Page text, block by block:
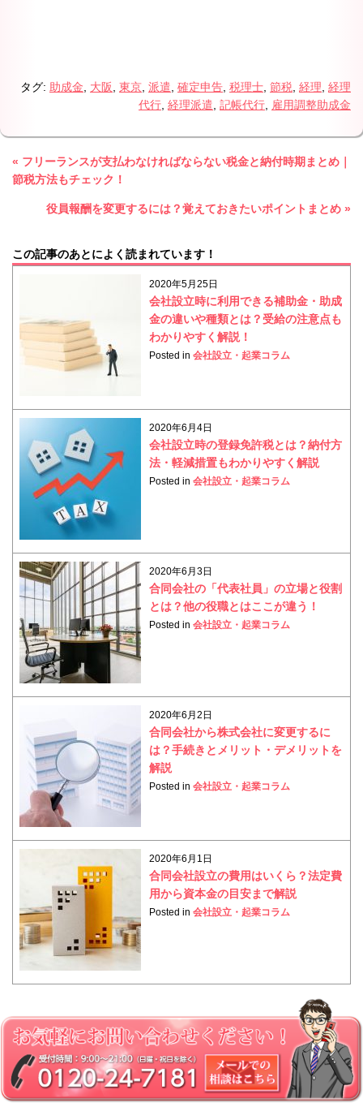
タグ: 助成金 大阪 東京 派遣 確定申告 税理士 節税 経理 経理
代行 経理派遣 記帳代行 雇用調整助成金
« フリーランスが支払わなければならない税金と納付時期まとめ｜
節税方法もチェック！
役員報酬を変更するには？覚えておきたいポイントまとめ »
この記事のあとによく読まれています！
2020年5月25日
会社設立時に利用できる補助金・助成
金の違いや種類とは？受給の注意点も
わかりやすく解説！
Posted in会社設立・起業コラム
2020年6月4日
会社設立時の登録免許税とは？納付方
法・軽減措置もわかりやすく解説
Posted in会社設立・起業コラム
2020年6月3日
合同会社の「代表社員」の立場と役割
とは？他の役職とはここが違う！
Posted in会社設立・起業コラム
2020年6月2日
合同会社から株式会社に変更するに
は？手続きとメリット・デメリットを
解説
Posted in会社設立・起業コラム
2020年6月1日
合同会社設立の費用はいくら？法定費
用から資本金の目安まで解説
Posted in会社設立・起業コラム